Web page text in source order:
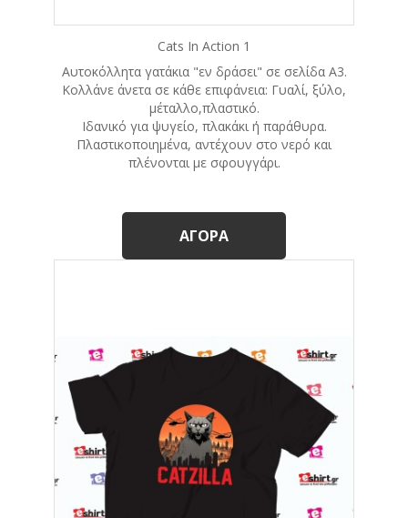
Cats In Action 1
Αυτοκόλλητα γατάκια "εν δράσει" σε σελίδα A3.
Κολλάνε άνετα σε κάθε επιφάνεια: Γυαλί, ξύλο,
μέταλλο,πλαστικό.
Ιδανικό για ψυγείο, πλακάκι ή παράθυρα.
Πλαστικοποιημένα, αντέχουν στο νερό και
πλένονται με σφουγγάρι.
ΑΓΟΡΆ